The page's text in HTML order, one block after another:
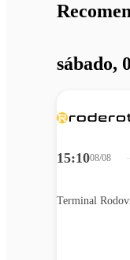
sábado,
15:1008/08
Terminal